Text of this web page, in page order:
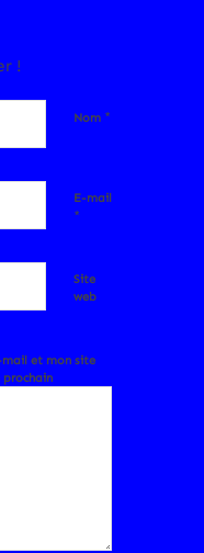
!
Nom *
E-mail
*
Site
web
mail et mon site